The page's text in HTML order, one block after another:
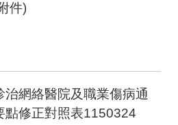
件)
治網絡醫院及職業傷病通
點修正對照表1150324